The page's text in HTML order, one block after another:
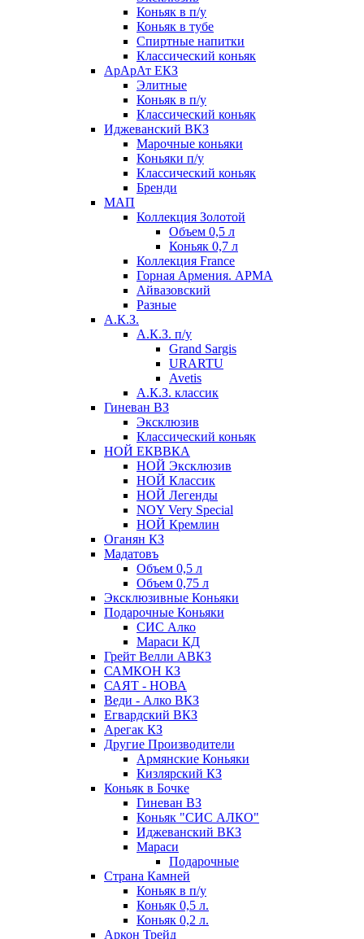
Коньяк в п/у
Коньяк в тубе
Спиртные напитки
Классический коньяк
АрАрАт ЕКЗ
Элитные
Коньяк в п/у
Классический коньяк
Иджеванский ВКЗ
Марочные коньяки
Коньяки п/у
Классический коньяк
Бренди
МАП
Коллекция Золотой
Объем 0,5 л
Коньяк 0,7 л
Коллекция France
Горная Армения. АРМА
Айвазовский
Разные
А.К.З.
А.К.З. п/у
Grand Sargis
URARTU
Avetis
А.К.З. классик
Гиневан ВЗ
Эксклюзив
Классический коньяк
НОЙ ЕКВВКА
НОЙ Эксклюзив
НОЙ Классик
НОЙ Легенды
NOY Very Speсial
НОЙ Кремлин
Оганян КЗ
Мадатовъ
Объем 0,5 л
Объем 0,75 л
Эксклюзивные Коньяки
Подарочные Коньяки
СИС Алко
Мараси КД
Грейт Велли АВКЗ
САМКОН КЗ
САЯТ - НОВА
Веди - Алко ВКЗ
Егвардский ВКЗ
Арегак КЗ
Другие Производители
Армянские Коньяки
Кизлярский КЗ
Коньяк в Бочке
Гиневан ВЗ
Коньяк "СИС АЛКО"
Иджеванский ВКЗ
Мараси
Подарочные
Страна Камней
Коньяк в п/у
Коньяк 0,5 л.
Коньяк 0,2 л.
Аркон Трейд